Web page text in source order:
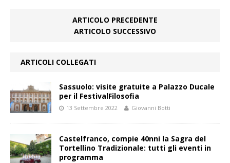
ARTICOLO PRECEDENTE
ARTICOLO SUCCESSIVO
ARTICOLI COLLEGATI
Sassuolo: visite gratuite a Palazzo Ducale
per il FestivalFilosofia
13 Settembre 2022 Giovanni Botti
Castelfranco, compie 40nni la Sagra del
Tortellino Tradizionale: tutti gli eventi in
programma